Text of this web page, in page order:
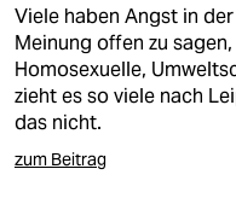
Viele haben Angst in
Meinung offen zu
Homosexuelle,
zieht es so viele nach
das nicht.
zum Beitrag